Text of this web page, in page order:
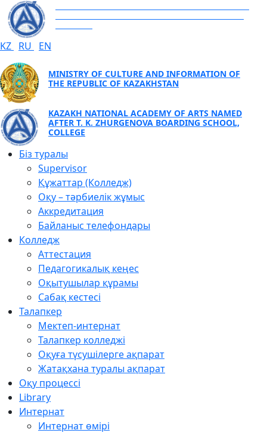
KZ RU EN
MINISTRY OF CULTURE AND INFORMATION OF
THE REPUBLIC OF KAZAKHSTAN
KAZAKH NATIONAL ACADEMY OF ARTS NAMED
AFTER T. K. ZHURGENOVA BOARDING SCHOOL,
COLLEGE
Біз туралы
Supervisor
Құжаттар (Колледж)
Оқу – тәрбиелік жұмыс
Аккредитация
Байланыс телефондары
Колледж
Аттестация
Педагогикалық кеңес
Оқытушылар құрамы
Сабақ кестесі
Талапкер
Мектеп-интернат
Талапкер колледжі
Оқуға түсушілерге ақпарат
Жатақхана туралы ақпарат
Оқу процессі
Library
Интернат
Интернат өмірі